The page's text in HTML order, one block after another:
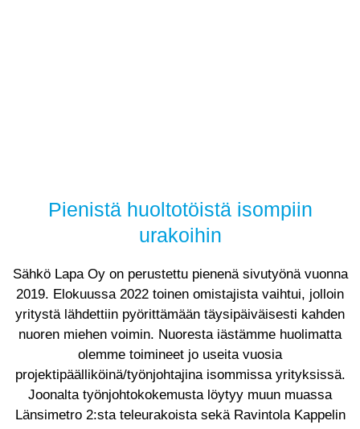
Pienistä huoltotöistä isompiin
urakoihin
Sähkö Lapa Oy on perustettu pienenä sivutyönä vuonna
2019. Elokuussa 2022 toinen omistajista vaihtui, jolloin
yritystä lähdettiin pyörittämään täysipäiväisesti kahden
nuoren miehen voimin. Nuoresta iästämme huolimatta
olemme toimineet jo useita vuosia
projektipäälliköinä/työnjohtajina isommissa yrityksissä.
Joonalta työnjohtokokemusta löytyy muun muassa
Länsimetro 2:sta teleurakoista sekä Ravintola Kappelin